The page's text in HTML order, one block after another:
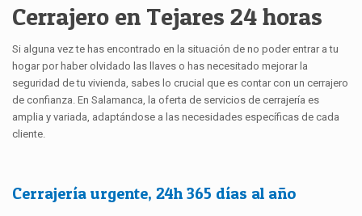
Cerrajero en Tejares 24 horas
Si alguna vez te has encontrado en la situación de no poder entrar a tu
hogar por haber olvidado las llaves o has necesitado mejorar la
seguridad de tu vivienda, sabes lo crucial que es contar con un cerrajero
de confianza. En Salamanca, la oferta de servicios de cerrajería es
amplia y variada, adaptándose a las necesidades específicas de cada
cliente.
Cerrajería urgente, 24h 365 días al año